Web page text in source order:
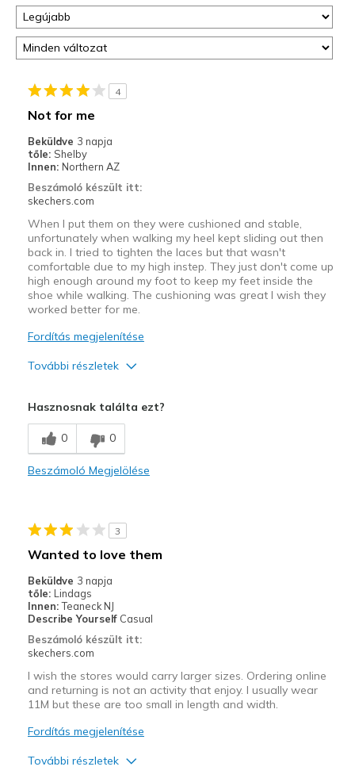
4
Not for me
Beküldve 3 napja
tőle: Shelby
Innen: Northern AZ
Beszámoló készült itt:
skechers.com
When I put them on they were cushioned and stable,
unfortunately when walking my heel kept sliding out then
back in. I tried to tighten the laces but that wasn't
comfortable due to my high instep. They just don't come up
high enough around my foot to keep my feet inside the
shoe while walking. The cushioning was great I wish they
worked better for me.
Fordítás megjelenítése
További részletek
Sizing
Feels true to size
View On Shoes
Hasznosnak találta ezt?
0 0
Beszámoló Megjelölése
3
Wanted to love them
Beküldve 3 napja
tőle: Lindags
Innen: Teaneck NJ
Describe Yourself Casual
Beszámoló készült itt:
skechers.com
I wish the stores would carry larger sizes. Ordering online
and returning is not an activity that enjoy. I usually wear
11M but these are too small in length and width.
Fordítás megjelenítése
További részletek